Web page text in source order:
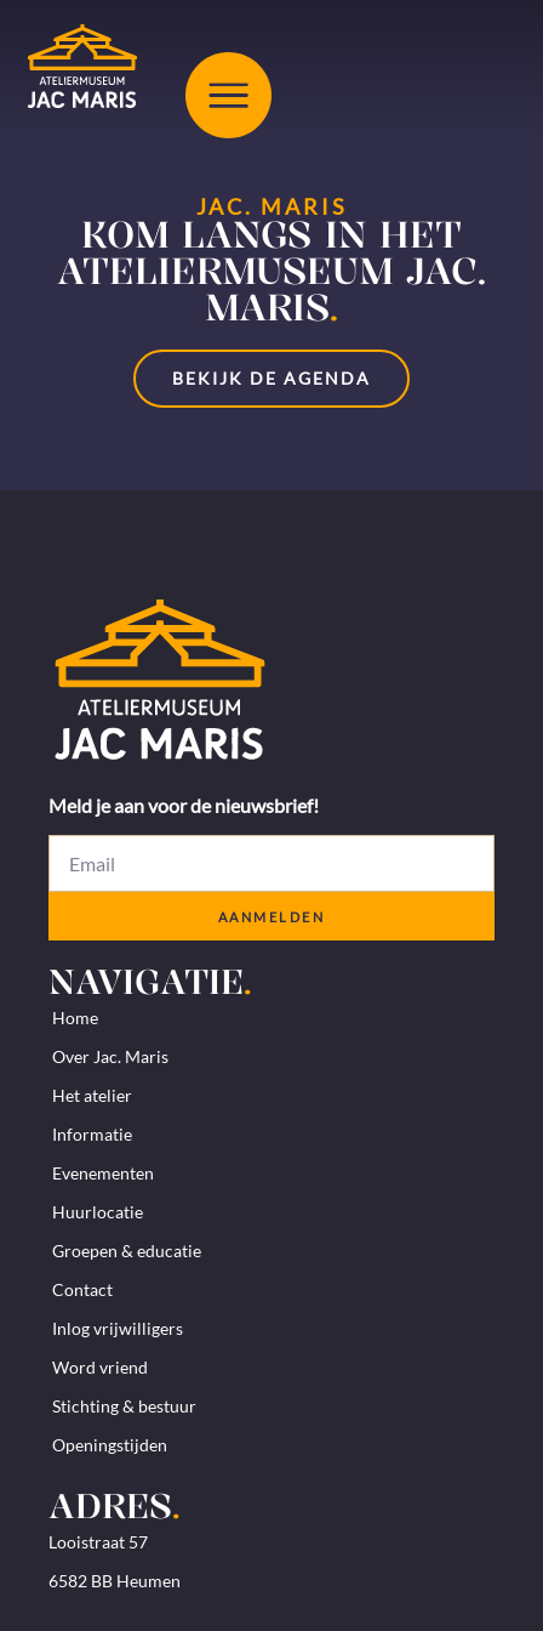
JAC. MARIS
KOM LANGS IN HET
ATELIERMUSEUM JAC.
MARIS.
BEKIJK DE AGENDA
Meld je aan voor de nieuwsbrief!
AANMELDEN
NAVIGATIE.
Home
Over Jac. Maris
Het atelier
Informatie
Evenementen
Huurlocatie
Groepen & educatie
Contact
Inlog vrijwilligers
Word vriend
Stichting & bestuur
Openingstijden
ADRES.
Looistraat 57
6582 BB Heumen